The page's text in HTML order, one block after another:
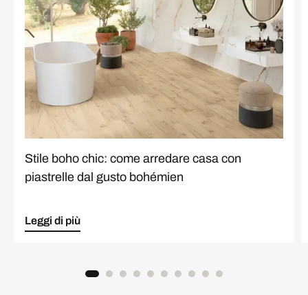
Stile boho chic: come arredare casa con
piastrelle dal gusto bohémien
Leggi di più